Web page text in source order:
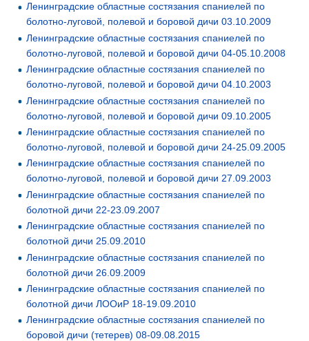
Ленинградские областные состязания спаниелей по
болотно-луговой, полевой и боровой дичи 03.10.2009
Ленинградские областные состязания спаниелей по
болотно-луговой, полевой и боровой дичи 04-05.10.2008
Ленинградские областные состязания спаниелей по
болотно-луговой, полевой и боровой дичи 04.10.2003
Ленинградские областные состязания спаниелей по
болотно-луговой, полевой и боровой дичи 09.10.2005
Ленинградские областные состязания спаниелей по
болотно-луговой, полевой и боровой дичи 24-25.09.2005
Ленинградские областные состязания спаниелей по
болотно-луговой, полевой и боровой дичи 27.09.2003
Ленинградские областные состязания спаниелей по
болотной дичи 22-23.09.2007
Ленинградские областные состязания спаниелей по
болотной дичи 25.09.2010
Ленинградские областные состязания спаниелей по
болотной дичи 26.09.2009
Ленинградские областные состязания спаниелей по
болотной дичи ЛООиР 18-19.09.2010
Ленинградские областные состязания спаниелей по
боровой дичи (тетерев) 08-09.08.2015